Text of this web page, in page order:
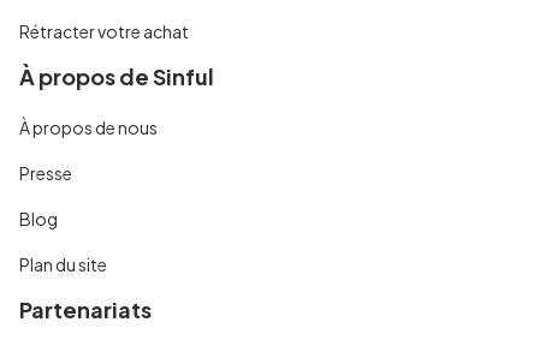
Rétracter votre achat
À propos de Sinful
À propos de nous
Presse
Blog
Plan du site
Partenariats